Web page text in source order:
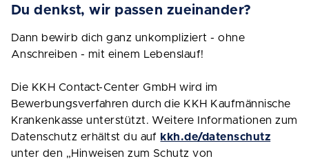
Du denkst, wir passen zueinander?
Dann bewirb dich ganz unkompliziert - ohne
Anschreiben - mit einem Lebenslauf!
Die KKH Contact-Center GmbH wird im
Bewerbungsverfahren durch die KKH Kaufmännische
Krankenkasse unterstützt. Weitere Informationen zum
Datenschutz erhältst du auf kkh.de/datenschutz
unter den „Hinweisen zum Schutz von